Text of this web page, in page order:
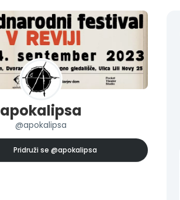
apokalipsa
@apokalipsa
Pridruži se @apokalipsa